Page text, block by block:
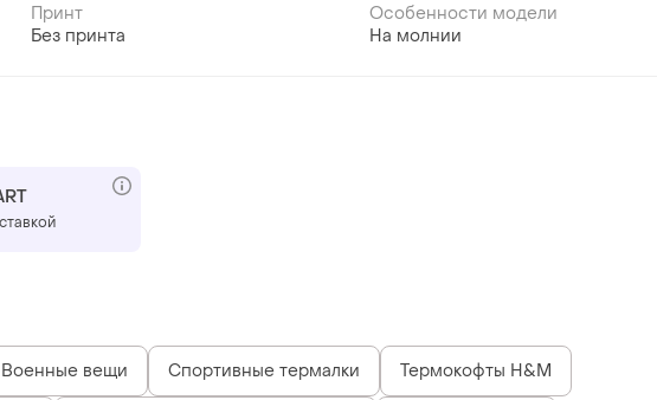
Принт
Без принта
Особенности модели
На молнии
Военные вещи Спортивные термалки Термокофты H&M